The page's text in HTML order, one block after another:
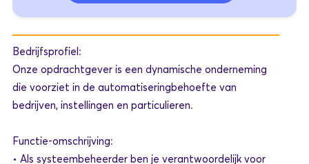
Bedrijfsprofiel:
Onze opdrachtgever is een dynamische onderneming
die voorziet in de automatiseringbehoefte van
bedrijven, instellingen en particulieren.
Functie-omschrijving:
• Als systeembeheerder ben je verantwoordelijk voor